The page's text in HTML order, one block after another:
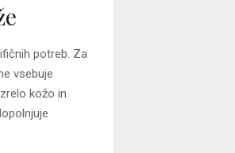
potreb. Za
vsebuje
kožo in